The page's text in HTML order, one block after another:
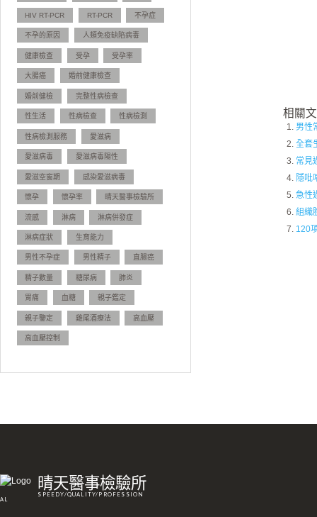
相關
男性
全套
常見
隱吡
急性
組織
120
HIV RT-PCR RT-PCR 不孕症
不孕的原因 人類免疫缺陷病毒
健康檢查 受孕 受孕率
大腸癌 婚前健康檢查
婚前健檢 完整性病檢查
性生活 性病檢查 性病檢測
性病檢測服務 愛滋病
愛滋病毒 愛滋病毒陽性
愛滋空窗期 感染愛滋病毒
懷孕 懷孕率 晴天醫事檢驗所
流感 淋病 淋病併發症
淋病症狀 生育能力
男性不孕症 男性精子 直腸癌
精子數量 糖尿病 肺炎
胃痛 血糖 親子鑑定
親子鑒定 雞尾酒療法 高血壓
高血壓控制
晴天醫事檢驗所
SPEEDY/QUALITY/PROFESSION
AL